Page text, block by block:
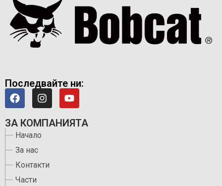
Последвайте ни:
ЗА КОМПАНИЯТА
Начало
За нас
Контакти
Части